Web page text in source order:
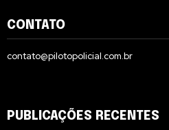
CONTATO
contato@pilotopolicial.com.br
PUBLICAÇÕES RECENTES